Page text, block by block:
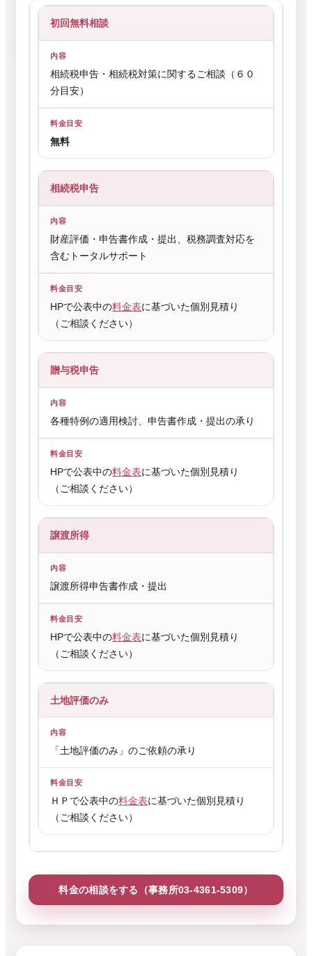
初回無料相談
相続税申告・相続税対策に関するご相談（６０
分目安）
無料
相続税申告
財産評価・申告書作成・提出、税務調査対応を
含むトータルサポート
HPで公表中の料金表に基づいた個別見積り
（ご相談ください）
贈与税申告
各種特例の適用検討、申告書作成・提出の承り
HPで公表中の料金表に基づいた個別見積り
（ご相談ください）
譲渡所得
譲渡所得申告書作成・提出
HPで公表中の料金表に基づいた個別見積り
（ご相談ください）
土地評価のみ
「土地評価のみ」のご依頼の承り
ＨＰで公表中の料金表に基づいた個別見積り
（ご相談ください）
料金の相談をする（事務所03-4361-5309）